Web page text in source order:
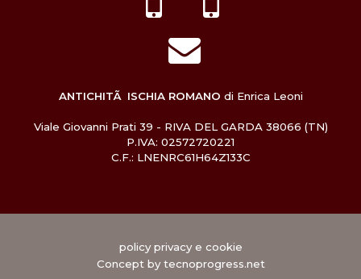
ANTICHITÃ ISCHIA ROMANO di Enrica Leoni
Viale Giovanni Prati 39 - RIVA DEL GARDA 38066 (TN)
P.IVA: 02572720221
C.F.: LNENRC61H64Z133C
policy privacy e cookie
Concept bytecnoprogress.net